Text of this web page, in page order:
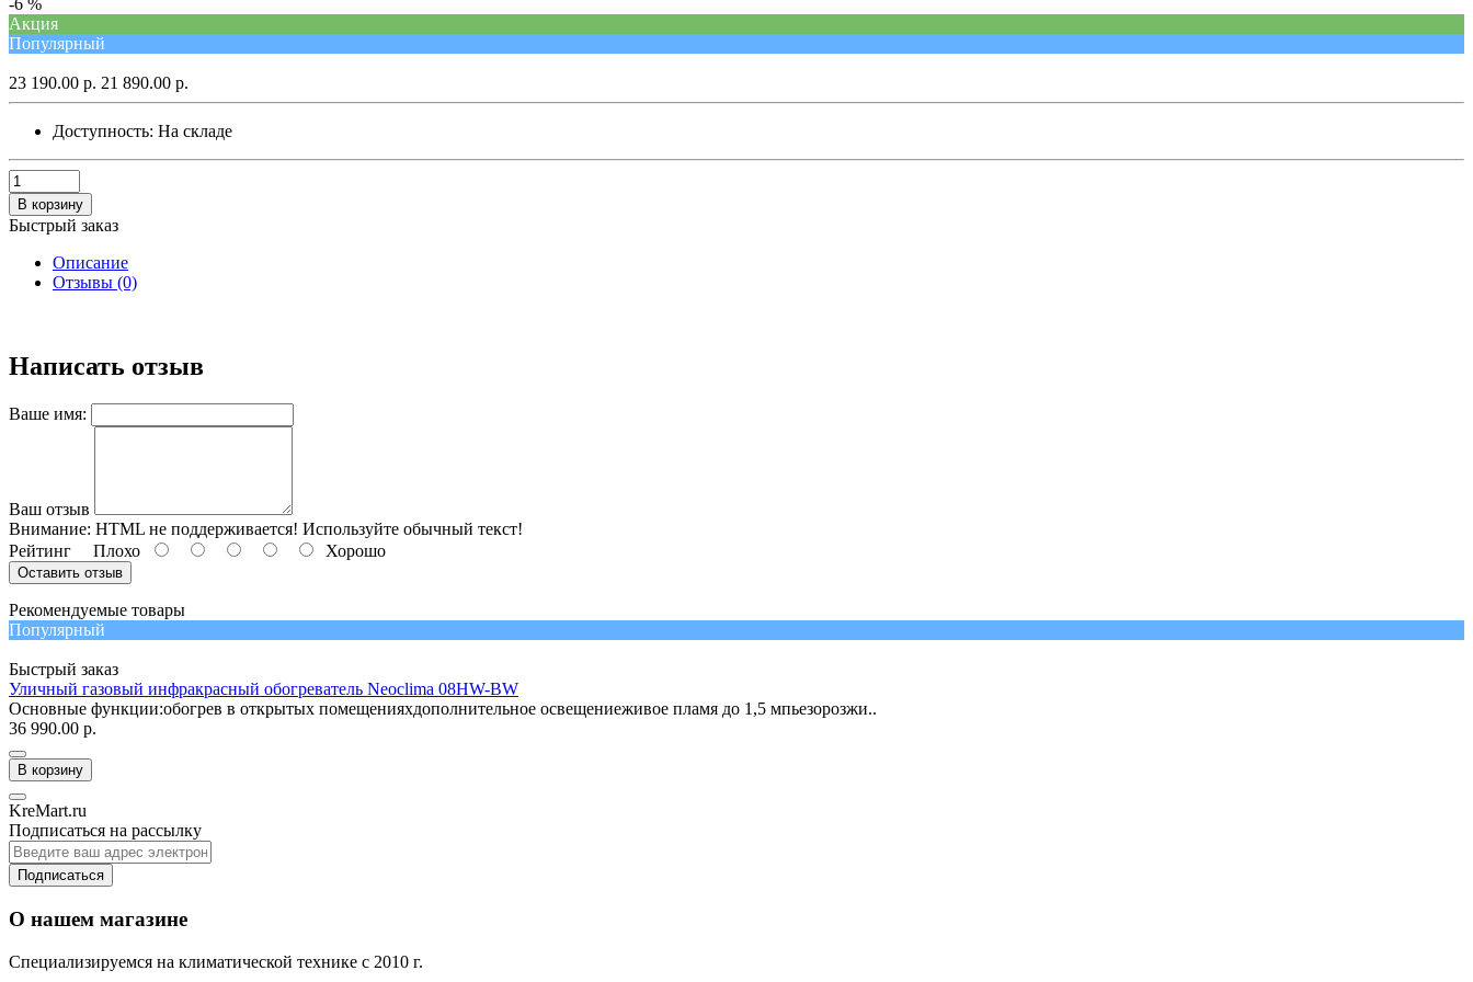
-6 %
Акция
Популярный
23 190.00 р. 21 890.00 р.
Доступность: На складе
В корзину
Быстрый заказ
Описание
Отзывы (0)
Написать отзыв
Ваше имя:
Ваш отзыв
Внимание: HTML не поддерживается! Используйте обычный текст!
Рейтинг Плохо Хорошо
Оставить отзыв
Рекомендуемые товары
Популярный
Быстрый заказ
Уличный газовый инфракрасный обогреватель Neoclima 08HW-BW
Основные функции:обогрев в открытых помещенияхдополнительное освещениеживое пламя до 1,5 мпьезорозжи..
36 990.00 р.
В корзину
KreMart.ru
Подписаться на рассылку
Подписаться
О нашем магазине
Специализируемся на климатической технике с 2010 г.